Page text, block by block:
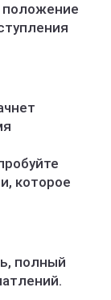
положение
которое
полный